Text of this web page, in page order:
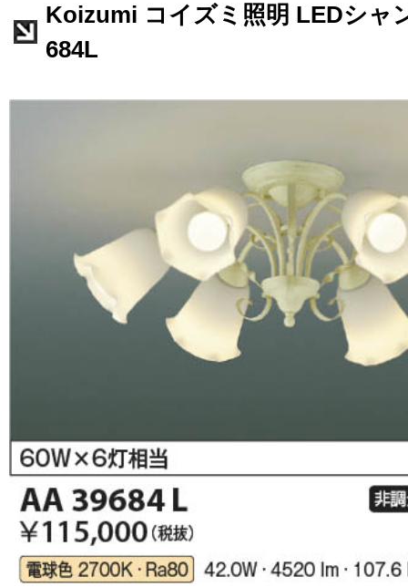
Koizumi コイズミ照明 LEDシャ
684L